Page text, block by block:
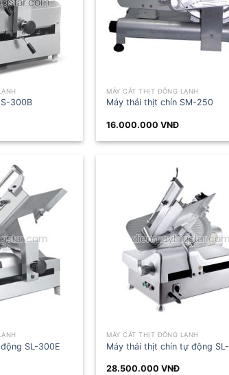
300B
MÁY CẮT THỊT ĐÔNG LẠNH
Máy thái thịt chín SM-250
16.000.000VNĐ
SL-300E
MÁY CẮT THỊT ĐÔNG LẠNH
Máy thái thịt chín tự động
28.500.000VNĐ